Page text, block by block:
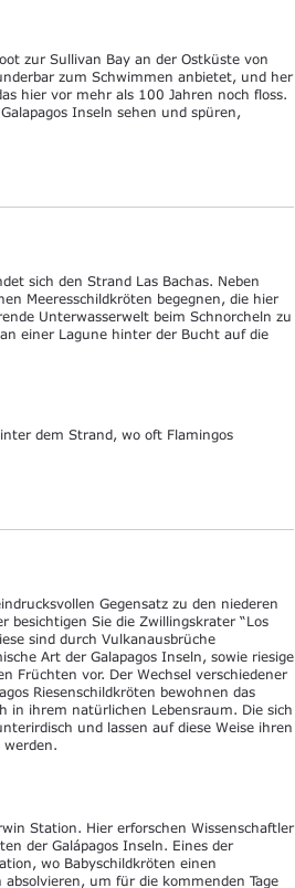
zur Sullivan Bay an der Ostküste von
zum Schwimmen anbietet, und her
hier vor mehr als 100 Jahren noch floss.
Inseln sehen und spüren,
sich den Strand Las Bachas. Neben
Meeresschildkröten begegnen, die hier
Unterwasserwelt beim Schnorcheln zu
einer Lagune hinter der Bucht auf die
dem Strand, wo oft Flamingos
Gegensatz zu den niederen
Sie die Zwillingskrater “Los
sind durch Vulkanausbrüche
Art der Galapagos Inseln, sowie riesige
Früchten vor. Der Wechsel verschiedener
Riesenschildkröten bewohnen das
in ihrem natürlichen Lebensraum. Die sich
und lassen auf diese Weise ihren
werden.
Station. Hier erforschen Wissenschaftler
der Galápagos Inseln. Eines der
wo Babyschildkröten einen
absolvieren, um für die kommenden Tage